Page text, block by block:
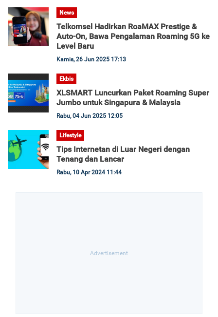
News
Telkomsel Hadirkan RoaMAX Prestige &
Auto-On, Bawa Pengalaman Roaming 5G ke
Level Baru
Kamis, 26 Jun 2025 17:13
Ekbis
XLSMART Luncurkan Paket Roaming Super
Jumbo untuk Singapura & Malaysia
Rabu, 04 Jun 2025 12:05
Lifestyle
Tips Internetan di Luar Negeri dengan
Tenang dan Lancar
Rabu, 10 Apr 2024 11:44